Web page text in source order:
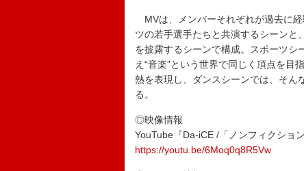
MVは、メンバーそれぞれが過去に
ツの若手選手たちと共演するシーンと
を披露するシーンで構成。スポーツシ
え“音楽”という世界で同じく頂点を目
熱を表現し、ダンスシーンでは、そん
る。
◎映像情報
YouTube『Da-iCE /「ノンフィクショ
https://youtu.be/6Moq0q8R5Vw